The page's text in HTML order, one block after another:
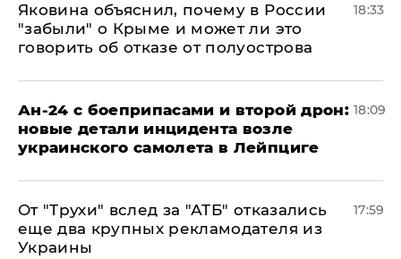
Яковина объяснил, почему в России
"забыли" о Крыме и может ли это
говорить об отказе от полуострова
18:33
Ан-24 с боеприпасами и второй дрон:
новые детали инцидента возле
украинского самолета в Лейпциге
18:09
От "Трухи" вслед за "АТБ" отказались
еще два крупных рекламодателя из
Украины
17:59